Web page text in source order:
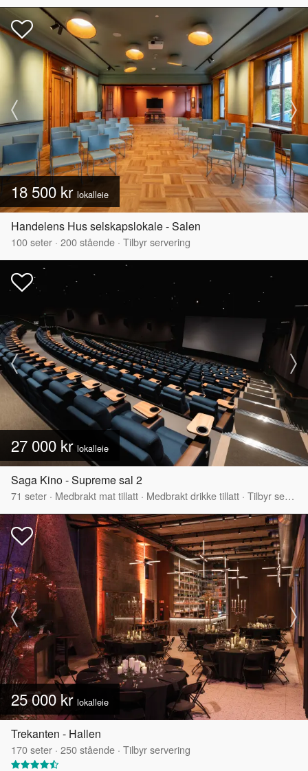
18 500 kr lokalleie
Handelens Hus selskapslokale - Salen
100seter · 200stående · Tilbyr servering
27 000 kr lokalleie
Saga Kino - Supreme sal 2
71 seter · Medbrakt mat tillatt · Medbrakt drikke tillatt · Tilbyr servering
25 000 kr lokalleie
Trekanten - Hallen
170seter · 250stående · Tilbyr servering